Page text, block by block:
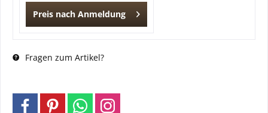
Preis nach Anmeldung
Fragen zum Artikel?